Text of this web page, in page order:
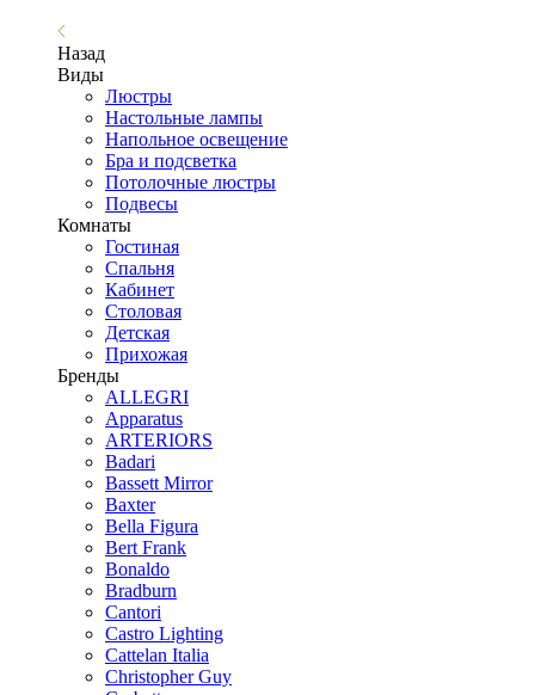
Назад
Виды
Люстры
Настольные лампы
Напольное освещение
Бра и подсветка
Потолочные люстры
Подвесы
Комнаты
Гостиная
Спальня
Кабинет
Столовая
Детская
Прихожая
Бренды
ALLEGRI
Apparatus
ARTERIORS
Badari
Bassett Mirror
Baxter
Bella Figura
Bert Frank
Bonaldo
Bradburn
Cantori
Castro Lighting
Cattelan Italia
Christopher Guy